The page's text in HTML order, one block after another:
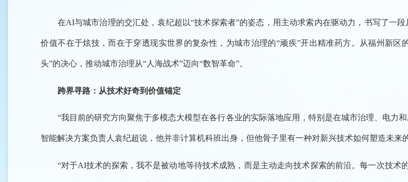
在AI与城市治理的交汇处，袁纪超以“技术探索者”的姿态，用主动求索内在驱动力，书写了一
价值不在于炫技，而在于穿透现实世界的复杂性，为城市治理的“顽疾”开出精准药方。从福州新
头”的决心，推动城市治理从“人海战术”迈向“数智革命”。
跨界寻路：从技术好奇到价值锚定
“我目前的研究方向聚焦于多模态大模型在各行各业的实际落地应用，特别是在城市治理、电力
智能解决方案负责人袁纪超说，他并非计算机科班出身，但他骨子里有一种对新兴技术如何塑造未来
“对于AI技术的探索，我不是被动地等待技术成熟，而是主动走向技术探索的前沿。每一次技